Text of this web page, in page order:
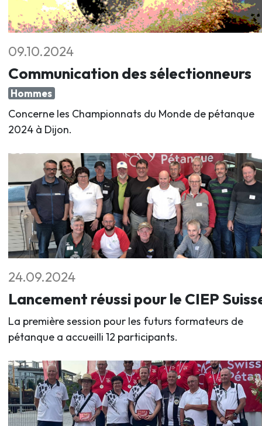
09.10.2024
Communication des sélectionneurs
Hommes
Concerne les Championnats du Monde de pétanque
2024 à Dijon.
24.09.2024
Lancement réussi pour le CIEP
La première session pour les futurs formateurs de
pétanque a accueilli 12 participants.